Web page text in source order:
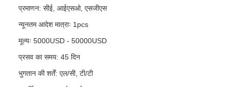
प्रमाणन: सीई, आईएसओ, एसजीएस
न्यूनतम आदेश मात्राः 1pcs
मूल्यः 5000USD - 50000USD
प्रसव का समय: 45 दिन
भुगतान की शर्तें: एल/सी, टी/टी